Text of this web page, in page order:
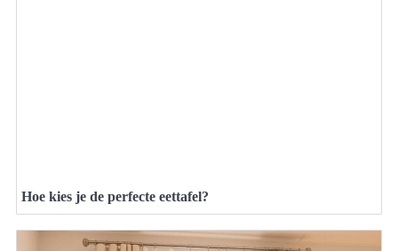
Hoe kies je de perfecte eettafel?